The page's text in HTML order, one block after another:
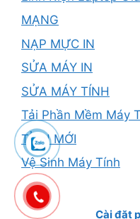
MẠNG
NẠP MỰC IN
SỬA MÁY IN
SỬA MÁY TÍNH
Tải Phần Mềm Máy
TỈNH MỚI
Vệ Sinh Máy Tính
Cài đặt